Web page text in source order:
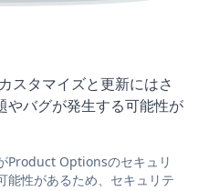
タマイズと更新にはさ
やバグが発生する可能性が
Product Optionsのセキュリ
能性があるため、セキュリテ